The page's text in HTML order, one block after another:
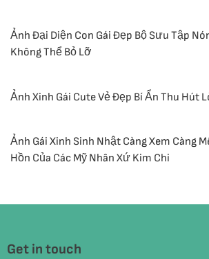
Ảnh Đại Diện Con Gái Đẹp Bộ Sưu Tập
Không Thể Bỏ Lỡ
Ảnh Xinh Gái Cute Vẻ Đẹp Bí Ẩn Thu Hút
Ảnh Gái Xinh Sinh Nhật Càng Xem Càng
Hồn Của Các Mỹ Nhân Xứ Kim Chi
Get in touch